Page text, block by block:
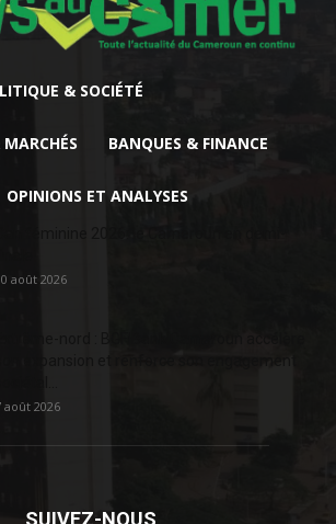
& SOCIÉTÉ
BANQUES & FINANCE
OPINIONS ET ANALYSES
août 2026
août 2026
SUIVEZ-NOUS